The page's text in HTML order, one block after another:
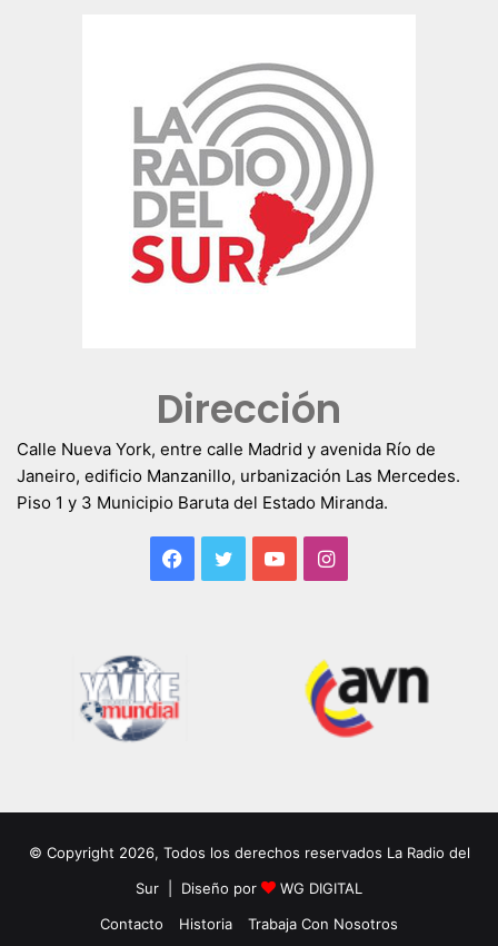
Dirección
Calle Nueva York, entre calle Madrid y avenida Río de
Janeiro, edificio Manzanillo, urbanización Las Mercedes.
Piso 1 y 3 Municipio Baruta del Estado Miranda.
Facebook
TwitterYouTubeInstagram
© Copyright 2026, Todos los derechos reservados La Radio del
Sur | Diseño por
WG DIGITAL
Contacto
Historia Trabaja Con Nosotros